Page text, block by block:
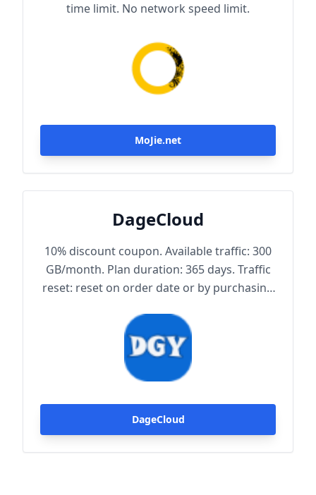
time limit. No network speed limit.
MoJie.net
DageCloud
10% discount coupon. Available traffic: 300
GB/month. Plan duration: 365 days. Traffic
reset: reset on order date or by purchasing
bandwidth: 1000 Mbps. Node protocol:
Trojan.
DageCloud